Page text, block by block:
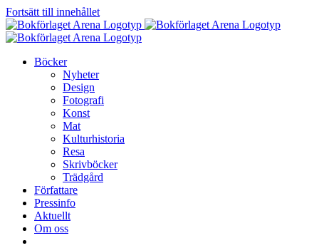
Fortsätt till innehållet
Böcker
Nyheter
Design
Fotografi
Konst
Mat
Kulturhistoria
Resa
Skrivböcker
Trädgård
Författare
Pressinfo
Aktuellt
Om oss